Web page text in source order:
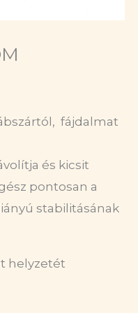
fájdalmat
és kicsit
pontosan a
stabilitásának
helyzetét